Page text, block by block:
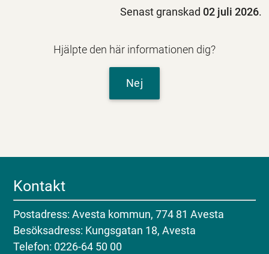
Senast granskad 02 juli 2026.
Hjälpte den här informationen dig?
Nej
Kontakt
Postadress: Avesta kommun, 774 81 Avesta
Besöksadress: Kungsgatan 18, Avesta
Telefon: 0226-64 50 00